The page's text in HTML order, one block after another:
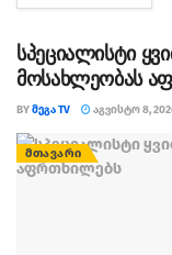
სპეციალისტი
მოსახლეობას
BYᲛᲔᲒᲐ TV ᲐᲒᲕᲘᲡᲢᲝ 8,
ᲛᲗᲐᲕᲐᲠᲘ